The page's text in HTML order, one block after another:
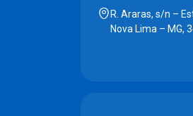
R. Araras, s/n –
Nova Lima – MG,